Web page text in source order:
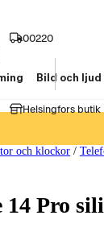
00220
Helsingfors butik
Bild och ljud
och klockor /
14 Pro